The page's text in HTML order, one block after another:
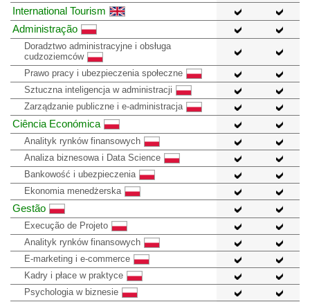
International Tourism
Administração
Doradztwo administracyjne i obsługa
cudzoziemców
Prawo pracy i ubezpieczenia społeczne
Sztuczna inteligencja w administracji
Zarządzanie publiczne i e-administracja
Ciência Económica
Analityk rynków finansowych
Analiza biznesowa i Data Science
Bankowość i ubezpieczenia
Ekonomia menedżerska
Gestão
Execução de Projeto
Analityk rynków finansowych
E-marketing i e-commerce
Kadry i płace w praktyce
Psychologia w biznesie